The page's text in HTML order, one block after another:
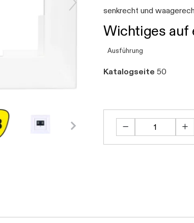
senkrecht und
Wichtiges auf
Ausführung
Katalogseite 50